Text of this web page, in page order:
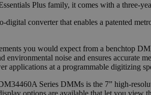
Plus family, it comes with a three-
converter that enables a patented
you would expect from a benchtop
environmental noise and ensures accurate
applications at a programmable digitizing
Series DMMs is the 7” high-